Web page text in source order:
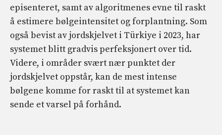
episenteret, samt av algoritmenes evne til raskt
å estimere bølgeintensitet og forplantning. Som
også bevist av jordskjelvet i Türkiye i 2023, har
systemet blitt gradvis perfeksjonert over tid.
Videre, i områder svært nær punktet der
jordskjelvet oppstår, kan de mest intense
bølgene komme for raskt til at systemet kan
sende et varsel på forhånd.